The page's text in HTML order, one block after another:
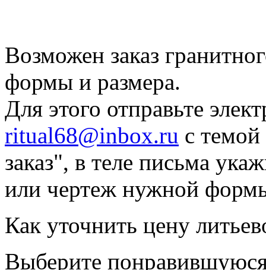
Возможен заказ
формы и размера.
Для этого отправьте
ritual68@inbox.ru с
заказ", в теле письма
или чертеж нужной
Как уточнить цену
Выберите